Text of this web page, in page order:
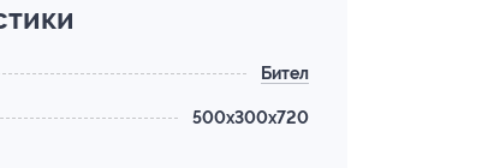
Бител
500x300x720